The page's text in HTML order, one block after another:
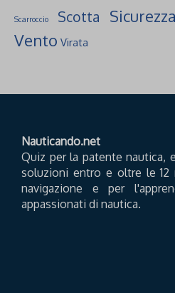
Scarroccio Scotta Sicurezza
Vento Virata
Nauticando.net
Quiz per la patente nautica,
soluzioni entro e oltre le 12
navigazione e per
appassionati di nautica.